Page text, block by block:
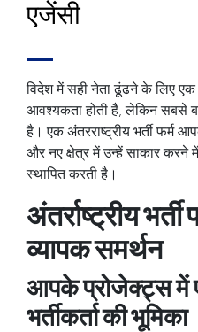
एजेंसी
विदेश में सही नेता ढूंढने के लिए एक
आवश्यकता होती है, लेकिन सबसे
है। एकअंतरराष्ट्रीय भर्ती फर्म
और नए क्षेत्र में उन्हें साकार करने
स्थापित करती है।
अंतर्राष्ट्रीय
व्यापक समर्थन
आपके प्रोजेक्ट्स में
भर्तीकर्ता की भूमिका